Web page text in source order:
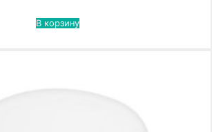
В корзину